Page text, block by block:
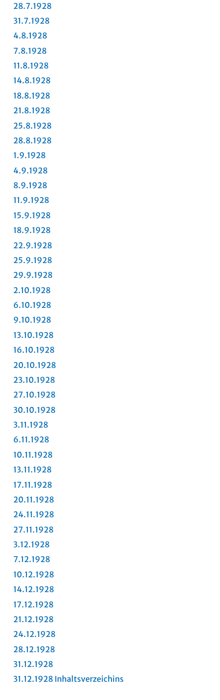
28.7.1928
31.7.1928
4.8.1928
7.8.1928
11.8.1928
14.8.1928
18.8.1928
21.8.1928
25.8.1928
28.8.1928
1.9.1928
4.9.1928
8.9.1928
11.9.1928
15.9.1928
18.9.1928
22.9.1928
25.9.1928
29.9.1928
2.10.1928
6.10.1928
9.10.1928
13.10.1928
16.10.1928
20.10.1928
23.10.1928
27.10.1928
30.10.1928
3.11.1928
6.11.1928
10.11.1928
13.11.1928
17.11.1928
20.11.1928
24.11.1928
27.11.1928
3.12.1928
7.12.1928
10.12.1928
14.12.1928
17.12.1928
21.12.1928
24.12.1928
28.12.1928
31.12.1928
31.12.1928 Inhaltsverzeichins